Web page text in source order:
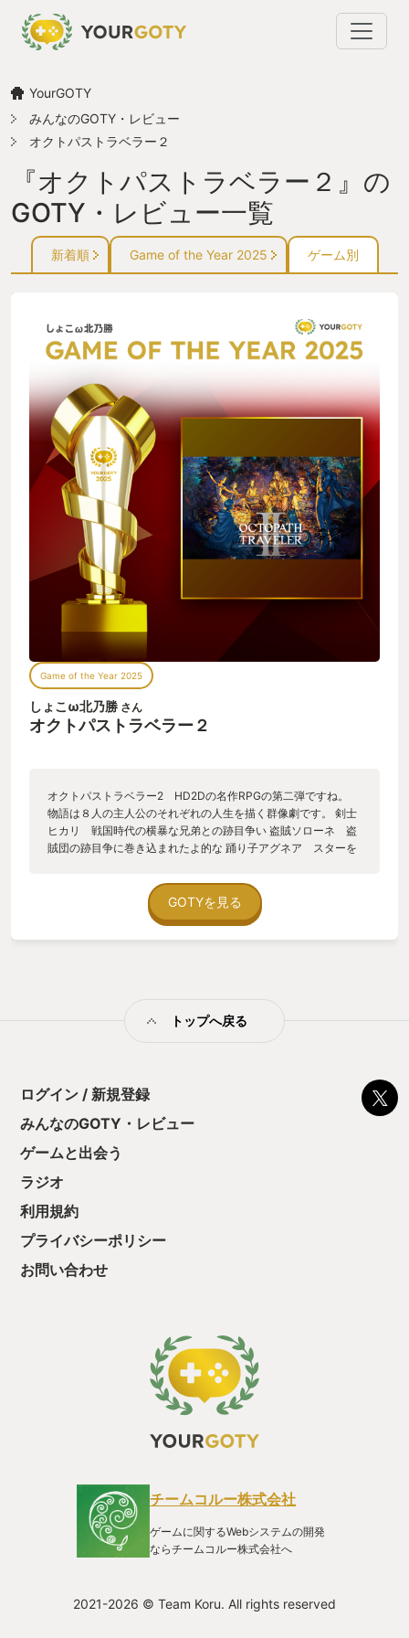
YourGOTY
みんなのGOTY・レビュー
オクトパストラベラー２
『オクトパストラベラー２』の
GOTY・レビュー一覧
新着順 Game of the Year 2025 ゲーム別
Game of the Year 2025
しょこω北乃勝 さん
オクトパストラベラー２
オクトパストラベラー2 HD2Dの名作RPGの第二弾ですね。
物語は８人の主人公のそれぞれの人生を描く群像劇です。 剣士
ヒカリ 戦国時代の横暴な兄弟との跡目争い 盗賊ソローネ 盗
賊団の跡目争に巻き込まれたよ的な 踊り子アグネア スターを
が友人に騙されて貧乏人に、、 審問官テメノス 教皇殺害の犯
人を捜す教団の審問官 学者オズバルド ライバル学者に家族を
殺され復讐劇の旅へ 狩人オーシュット 世界を旅して神モンス
ーも秀逸なんですよ。そして複雑に絡み合う点と線。あのキャ
ルで 本ip特徴の、全ての敵に弱点が設定されていて、その弱点
で、敵が大技くりだす手前で止めたり、ダメージを沢山いれる
チャンスを作りドッカーンできもちいeeeeeeってなるのです。
あと、ブーストポイントをうまく使ってターンを増やしたりし
底力というリミットブレイクてきな技が使えたり 状態異常やバ
せで、立ち回りがいろいろ工夫できたり、戦闘も爽快感あって
の掛け合いもキャラが映えてよかったですね＾＾ 各キャラで設
定されているフィールドコマンドも、昼夜で違って NPCから
ものを盗んだり、説得したり、一時的な仲間にしたり。。 どの
夢中になってしまいます。 画面の画も前作よりもパワーアップ
しており、背景の奥までこだわっていて（動物がいたり、森林
が遠くまで書き込まれていたり）ディテールの深度が深まって
いましたね。 そして、最高なのがBGMです。各シーンで盛り上
がる音楽が最高で、シーン毎必ず一周してBGMを聞いてしまい
て聞いてしまいました。 と 今年はこんなにドはまりした オク
GOTYを見る
トップへ戻る
ログイン / 新規登録
みんなのGOTY・レビュー
ゲームと出会う
ラジオ
利用規約
プライバシーポリシー
お問い合わせ
チームコルー株式会社
ゲームに関するWebシステムの開発
ならチームコルー株式会社へ
2021-2026 © Team Koru. All rights reserved